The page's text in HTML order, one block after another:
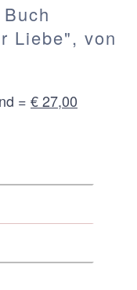
Liebe", von
= € 27,00